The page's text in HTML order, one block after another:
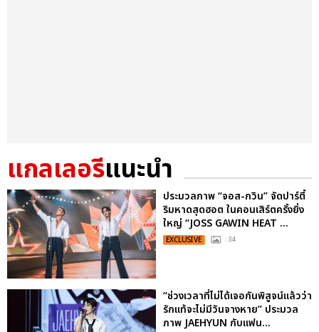
แกลเลอรีแนะนำ
ประมวลภาพ “จอส-กวิน” จัดปาร์ตี้
ริมหาดสุดฮอต ในคอนเสิร์ตครั้งยิ่ง
ใหญ่ “JOSS GAWIN HEAT ...
EXCLUSIVE : 34
“ช่วงเวลาที่ไม่ได้เจอกันพิสูจน์แล้วว่า
รักแท้จะไม่มีวันจางหาย” ประมวล
ภาพ JAEHYUN กับแฟน...